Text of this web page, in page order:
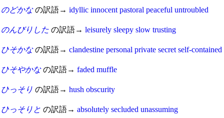
のどかなの訳語→ idyllic innocent pastoral peaceful untroubled
のんびりした の訳語→ leisurely sleepy slow trusting
ひそかなの訳語→ clandestine personal private secret self-contained
ひそやかなの訳語→ faded muffle
ひっそり の訳語→ hush obscurity
ひっそりと の訳語→ absolutely secluded unassuming